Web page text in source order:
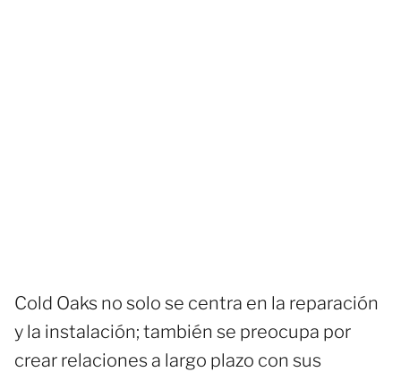
Cold Oaks no solo se centra en la reparación
y la instalación; también se preocupa por
crear relaciones a largo plazo con sus